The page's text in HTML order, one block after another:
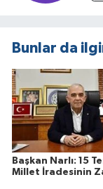
Bunlar da
Başkan Narlı: 15
Millet İradesinin